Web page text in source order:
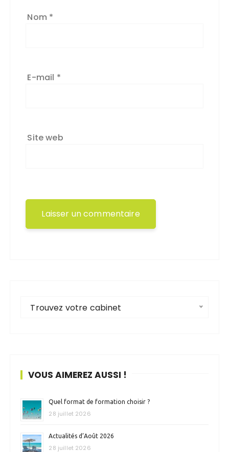
Nom *
E-mail *
Site web
Trouvez votre cabinet
VOUS AIMEREZ AUSSI !
Quel format de formation choisir ?
28 juillet 2026
Actualités d’Août 2026
28 juillet 2026